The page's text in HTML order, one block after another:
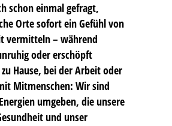
schon einmal gefragt,
Orte sofort ein Gefühl von
vermitteln – während
oder erschöpft
Hause, bei der Arbeit oder
Mitmenschen: Wir sind
umgeben, die unsere
und unser